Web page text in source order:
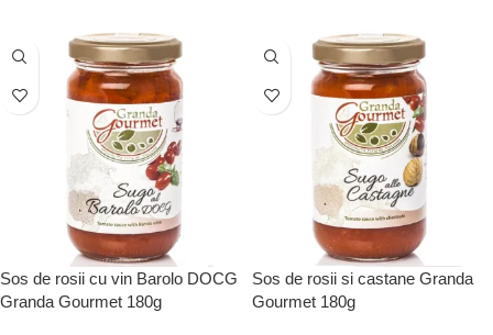
Sos de rosii cu vin Barolo DOCG
Granda Gourmet 180g
Sos de rosii si castane Granda
Gourmet 180g